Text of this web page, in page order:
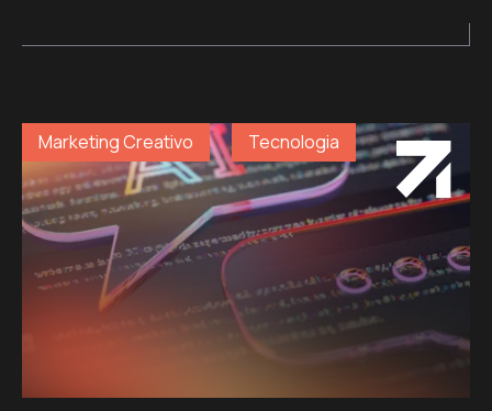
Marketing Creativo Tecnologia